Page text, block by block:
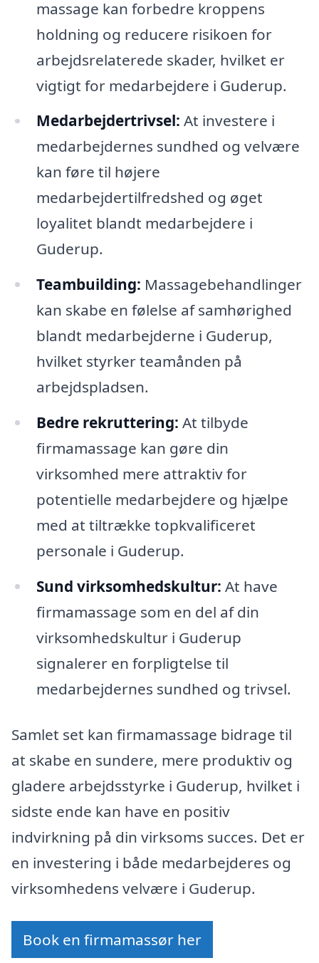
massage kan forbedre kroppens
holdning og reducere risikoen for
arbejdsrelaterede skader, hvilket er
vigtigt for medarbejdere i Guderup.
Medarbejdertrivsel: At investere i
medarbejdernes sundhed og velvære
kan føre til højere
medarbejdertilfredshed og øget
loyalitet blandt medarbejdere i
Guderup.
Teambuilding: Massagebehandlinger
kan skabe en følelse af samhørighed
blandt medarbejderne i Guderup,
hvilket styrker teamånden på
arbejdspladsen.
Bedre rekruttering: At tilbyde
firmamassage kan gøre din
virksomhed mere attraktiv for
potentielle medarbejdere og hjælpe
med at tiltrække topkvalificeret
personale i Guderup.
Sund virksomhedskultur: At have
firmamassage som en del af din
virksomhedskultur i Guderup
signalerer en forpligtelse til
medarbejdernes sundhed og trivsel.
Samlet set kan firmamassage bidrage til
at skabe en sundere, mere produktiv og
gladere arbejdsstyrke i Guderup, hvilket i
sidste ende kan have en positiv
indvirkning på din virksoms succes. Det er
en investering i både medarbejderes og
virksomhedens velvære i Guderup.
Book en firmamassør her